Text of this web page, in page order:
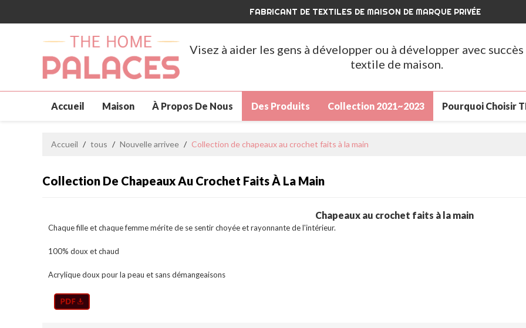
FABRICANT DE TEXTILES DE MAISON DE MARQUE PRIVÉE
Visez à aider les gens à développer ou à développer avec
textile de maison.
Accueil Maison À Propos De Nous Des Produits Collection 2021~2023 Pourquoi Choisir
Accueil / tous / Nouvelle arrivee / Collection de chapeaux au crochet faits à la main
Collection De Chapeaux Au Crochet Faits À La Main
Chapeaux au crochet faits à la main
Chaque fille et chaque femme mérite de se sentir choyée et rayonnante de l'intérieur.
100% doux et chaud
Acrylique doux pour la peau et sans démangeaisons